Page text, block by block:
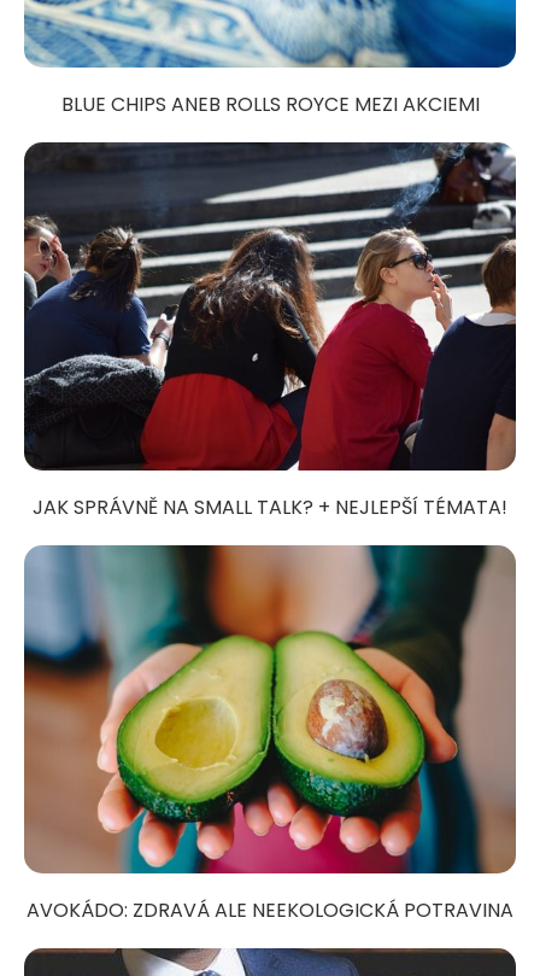
BLUE CHIPS ANEB ROLLS ROYCE MEZI AKCIEMI
JAK SPRÁVNĚ NA SMALL TALK? + NEJLEPŠÍ TÉMATA!
AVOKÁDO: ZDRAVÁ ALE NEEKOLOGICKÁ POTRAVINA